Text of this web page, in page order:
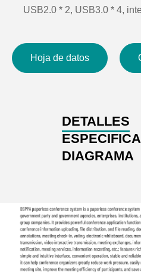
USB2.0 * 2, USB3.0 * 4,
Fuente de alimentación:
Hoja de datos
DETALLES
DIAGRAMA